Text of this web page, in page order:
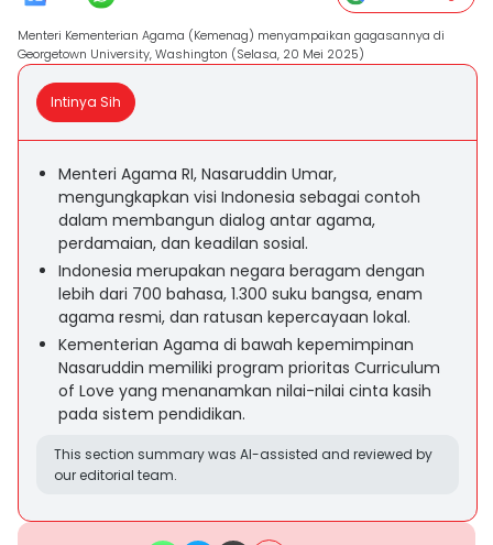
Menteri Kementerian Agama (Kemenag) menyampaikan gagasannya di
Georgetown University, Washington (Selasa, 20 Mei 2025)
Intinya Sih
Menteri Agama RI, Nasaruddin Umar,
mengungkapkan visi Indonesia sebagai contoh
dalam membangun dialog antar agama,
perdamaian, dan keadilan sosial.
Indonesia merupakan negara beragam dengan
lebih dari 700 bahasa, 1.300 suku bangsa, enam
agama resmi, dan ratusan kepercayaan lokal.
Kementerian Agama di bawah kepemimpinan
Nasaruddin memiliki program prioritas Curriculum
of Love yang menanamkan nilai-nilai cinta kasih
pada sistem pendidikan.
This section summary was AI-assisted and reviewed by
our editorial team.